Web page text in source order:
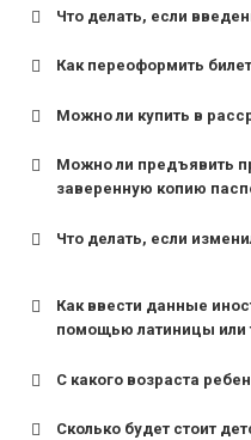
Что делать, если
Как переоформить
Можно ли купить в
Можно ли предъявить
заверенную копию
Что делать, если
Как ввести данные
помощью латиницы или
С какого возраста
Сколько будет стоит